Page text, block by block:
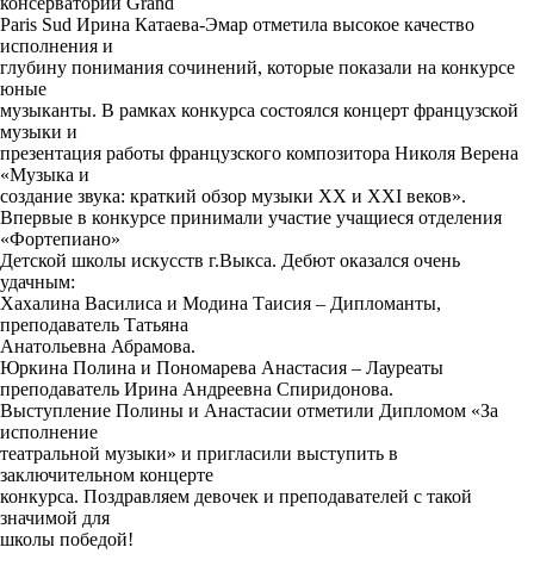
Paris Sud Ирина Катаева-Эмар отметила высокое качество
исполнения и
глубину понимания сочинений, которые показали на конкурсе
юные
музыканты. В рамках конкурса состоялся концерт французской
музыки и
презентация работы французского композитора Николя Верена
«Музыка и
создание звука: краткий обзор музыки XX и XXI веков».
Впервые в конкурсе принимали участие учащиеся отделения
«Фортепиано»
Детской школы искусств г.Выкса. Дебют оказался очень
удачным:
Хахалина Василиса и Модина Таисия – Дипломанты,
преподаватель Татьяна
Анатольевна Абрамова.
Юркина Полина и Пономарева Анастасия – Лауреаты
преподаватель Ирина Андреевна Спиридонова.
Выступление Полины и Анастасии отметили Дипломом «За
исполнение
театральной музыки» и пригласили выступить в
заключительном концерте
конкурса. Поздравляем девочек и преподавателей с такой
значимой для
школы победой!